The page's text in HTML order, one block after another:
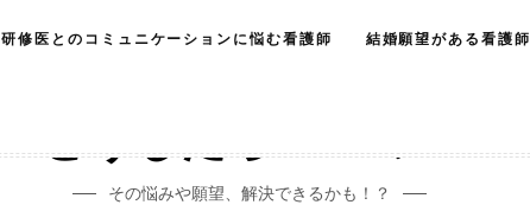
研修医とのコミュニケーションに悩む看護師 結婚願望がある看護師
どうしたらいいの？
その悩みや願望、解決できるかも！？